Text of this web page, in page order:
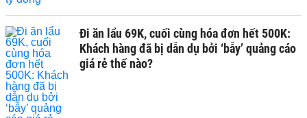
Đi ăn lẩu 69K, cuối cùng hóa đơn hết 500K:
Khách hàng đã bị dẫn dụ bởi ‘bẫy’ quảng cáo
giá rẻ thế nào?